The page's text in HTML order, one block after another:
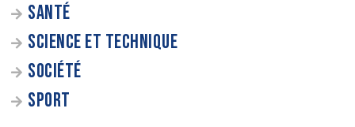
SANTÉ
SCIENCE ET TECHNIQUE
SOCIÉTÉ
SPORT